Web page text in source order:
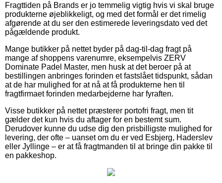
Fragttiden på Brands er jo temmelig vigtig hvis vi skal bruge
produkterne øjeblikkeligt, og med det formål er det rimelig
afgørende at du ser den estimerede leveringsdato ved det
pågældende produkt.
Mange butikker på nettet byder på dag-til-dag fragt på
mange af shoppens varenumre, eksempelvis ZERV
Dominate Padel Master, men husk at det beroer på at
bestillingen anbringes forinden et fastslået tidspunkt, sådan
at de har mulighed for at nå at få produkterne hen til
fragtfirmaet forinden medarbejderne har fyraften.
Visse butikker på nettet præsterer portofri fragt, men tit
gælder det kun hvis du aftager for en bestemt sum.
Derudover kunne du udse dig den prisbilligste mulighed for
levering, der ofte – uanset om du er ved Esbjerg, Haderslev
eller Jyllinge – er at få fragtmanden til at bringe din pakke til
en pakkeshop.